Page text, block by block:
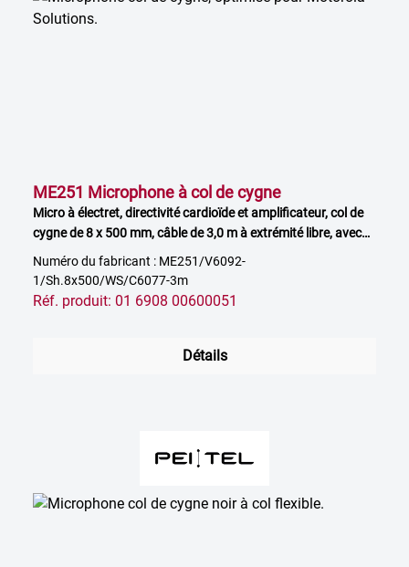
ME251 Microphone à col de cygne
Micro à électret, directivité cardioïde et amplificateur, col de
cygne de 8 x 500 mm, câble de 3,0 m à extrémité libre, avec
bonnette anti-vent
Numéro du fabricant : ME251/V6092-
1/Sh.8x500/WS/C6077-3m
Réf. produit: 01 6908 00600051
Détails